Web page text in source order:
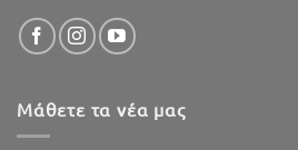
Μάθετε τα νέα μας